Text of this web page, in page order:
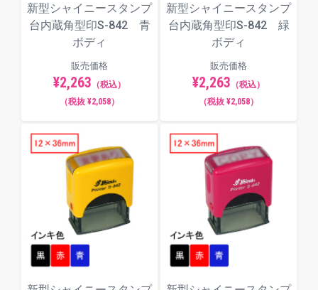
角ゴシック体
丸ゴシック体
毛筆体
新型シャイニースタンプ
台内蔵角型印S-842 青
ボディ
販売価格
¥2,263 （税込）
（税抜 ¥2,058）
新型シャイニースタンプ
台内蔵角型印S-842 緑
ボディ
販売価格
¥2,263 （税込）
（税抜 ¥2,058）